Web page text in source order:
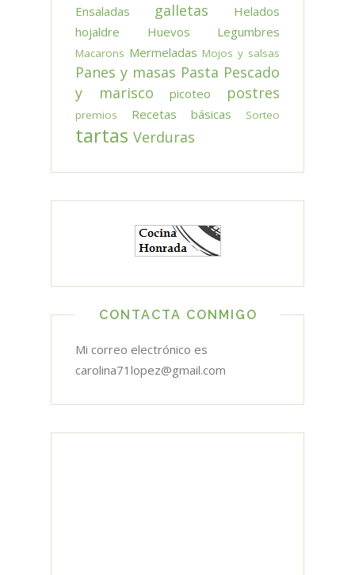
Ensaladas galletas
Helados
hojaldre
Huevos Legumbres
Macarons Mermeladas Mojos y salsas
Panes y masas Pasta Pescado
y marisco
picoteo postres
premios Recetas básicas Sorteo
tartas Verduras
CONTACTA CONMIGO
Mi correo electrónico es
carolina71lopez@gmail.com